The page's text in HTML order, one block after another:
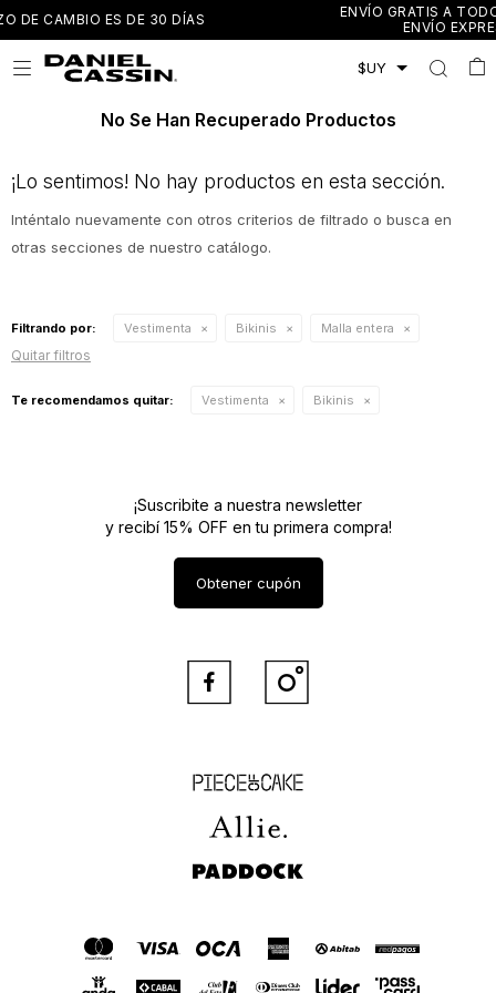
ENVÍO GRATIS A TODO EL PAÍS EN COMPRAS
ENVÍO EXPRESS EN MONTEVIDEO Y

No Se Han Recuperado Productos
¡Lo sentimos! No hay productos en esta sección.
Inténtalo nuevamente con otros criterios de filtrado o busca en
otras secciones de nuestro catálogo.
Filtrando por: Vestimenta Bikinis Malla entera
Quitar filtros
Te recomendamos quitar: Vestimenta Bikinis
Piece of Cake
Allie
Paddock
¡Suscribite a nuestra newsletter
y recibí 15% OFF en tu primera compra!
Obtener cupón
 